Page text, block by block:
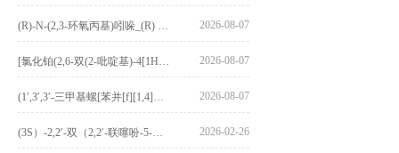
2026-08-07
2026-08-07
2026-08-07
2026-02-26